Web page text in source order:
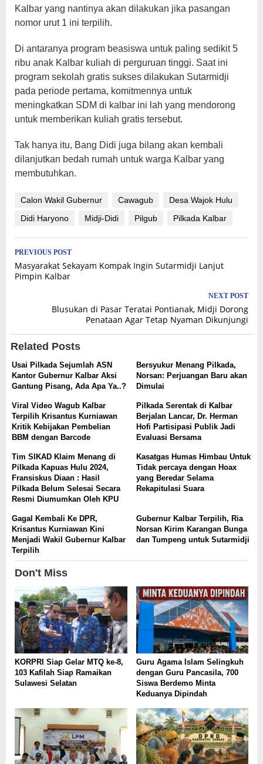
Kalbar yang nantinya akan dilakukan jika pasangan
nomor urut 1 ini terpilih.
Di antaranya program beasiswa untuk paling sedikit 5
ribu anak Kalbar kuliah di perguruan tinggi. Saat ini
program sekolah gratis sukses dilakukan Sutarmidji
pada periode pertama, komitmennya untuk
meningkatkan SDM di kalbar ini lah yang mendorong
untuk memberikan kuliah gratis tersebut.
Tak hanya itu, Bang Didi juga bilang akan kembali
dilanjutkan bedah rumah untuk warga Kalbar yang
membutuhkan.
Calon Wakil Gubernur Cawagub
Desa Wajok Hulu
Didi Haryono
Midji-Didi Pilgub Pilkada Kalbar
Post
navigation
PREVIOUS POST
Masyarakat Sekayam Kompak Ingin Sutarmidji Lanjut
Pimpin Kalbar
NEXT POST
Blusukan di Pasar Teratai Pontianak, Midji Dorong
Penataan Agar Tetap Nyaman Dikunjungi
Related Posts
Usai Pilkada Sejumlah ASN
Kantor Gubernur Kalbar Aksi
Gantung Pisang, Ada Apa Ya..?
Bersyukur Menang Pilkada,
Norsan: Perjuangan Baru akan
Dimulai
Viral Video Wagub Kalbar
Terpilih Krisantus Kurniawan
Kritik Kebijakan Pembelian
BBM dengan Barcode
Pilkada Serentak di Kalbar
Berjalan Lancar, Dr. Herman
Hofi Partisipasi Publik Jadi
Evaluasi Bersama
Tim SIKAD Klaim Menang di
Pilkada Kapuas Hulu 2024,
Fransiskus Diaan : Hasil
Pilkada Belum Selesai Secara
Resmi Diumumkan Oleh KPU
Kasatgas Humas Himbau Untuk
Tidak percaya dengan Hoax
yang Beredar Selama
Rekapitulasi Suara
Gagal Kembali Ke DPR,
Krisantus Kurniawan Kini
Menjadi Wakil Gubernur Kalbar
Terpilih
Gubernur Kalbar Terpilih, Ria
Norsan Kirim Karangan Bunga
dan Tumpeng untuk Sutarmidji
Don't Miss
KORPRI Siap Gelar MTQ ke-8,
103 Kafilah Siap Ramaikan
Sulawesi Selatan
Guru Agama Islam Selingkuh
dengan Guru Pancasila, 700
Siswa Berdemo Minta
Keduanya Dipindah